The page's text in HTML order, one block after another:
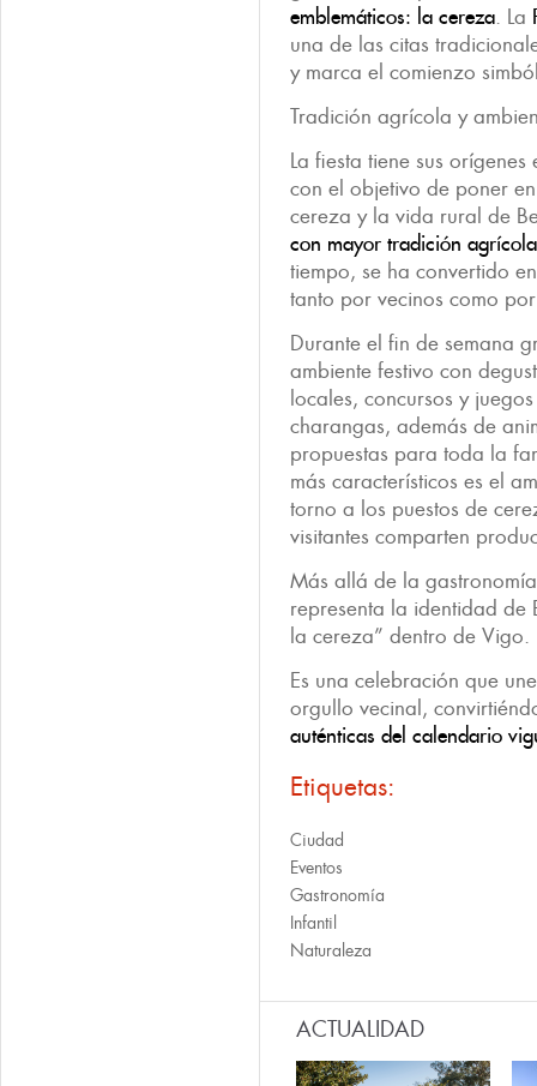
emblemáticos: la cereza. La
una de las citas
y marca el comienzo
Tradición agrícola y
La fiesta tiene sus
con el objetivo de poner
cereza y la vida rural de
con mayor tradición
tiempo, se ha convertido
tanto por vecinos como
Durante el fin de semana
ambiente festivo con
locales, concursos y
charangas, además de
propuestas para toda la
más característicos es el
torno a los puestos de
visitantes comparten
Más allá de la
representa la identidad
la cereza” dentro de Vigo.
Es una celebración que
orgullo vecinal,
auténticas del calendario
Etiquetas:
Ciudad
Eventos
Gastronomía
Infantil
Naturaleza
ACTUALIDAD